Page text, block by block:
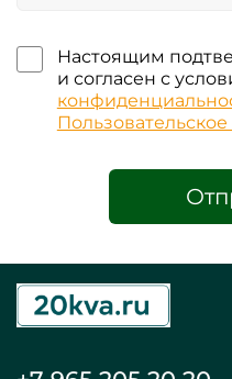
Настоящим
и согласен с